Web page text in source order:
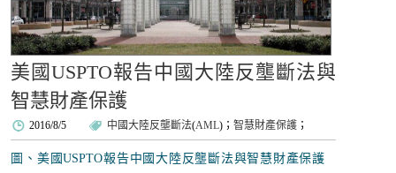
美國USPTO報告中國大陸反壟斷法與
智慧財產保護
2016/8/5 中國大陸反壟斷法(AML)；智慧財產保護 ；
圖、美國USPTO報告中國大陸反壟斷法與智慧財產保護